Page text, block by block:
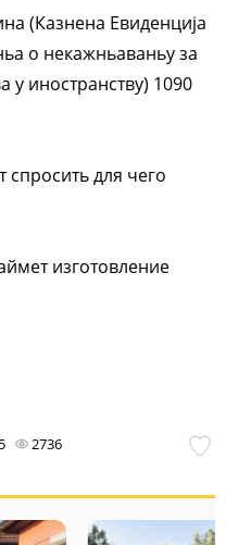
(Казнена Евиденциjа
о некажньаваньу за
у иностранству) 1090
спросить для чего
изготовление
2736